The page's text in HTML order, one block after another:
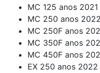
MC 125 anos
MC 250 anos
MC 250F anos
MC 350F anos
MC 450F anos
EX 250 anos